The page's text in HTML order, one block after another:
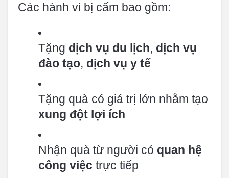
Các hành vi bị cấm bao gồm:
Tặng dịch vụ du lịch, dịch vụ
đào tạo, dịch vụ y tế
Tặng quà có giá trị lớn nhằm tạo
xung đột lợi ích
Nhận quà từ người có quan hệ
công việc trực tiếp